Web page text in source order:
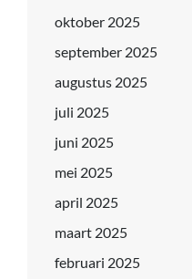
oktober 2025
september 2025
augustus 2025
juli 2025
juni 2025
mei 2025
april 2025
maart 2025
februari 2025